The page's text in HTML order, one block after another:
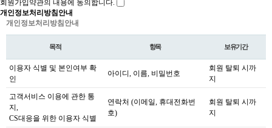
회원가입약관의 내용에 동의합니다.
개인정보처리방침안내
개인정보처리방침안내
목적 항목 보유기간
이용자 식별 및 본인여부 확
인
아이디, 이름, 비밀번호
회원 탈퇴 시까
지
고객서비스 이용에 관한 통
지,
CS대응을 위한 이용자 식별
연락처 (이메일, 휴대전화번
호)
회원 탈퇴 시까
지